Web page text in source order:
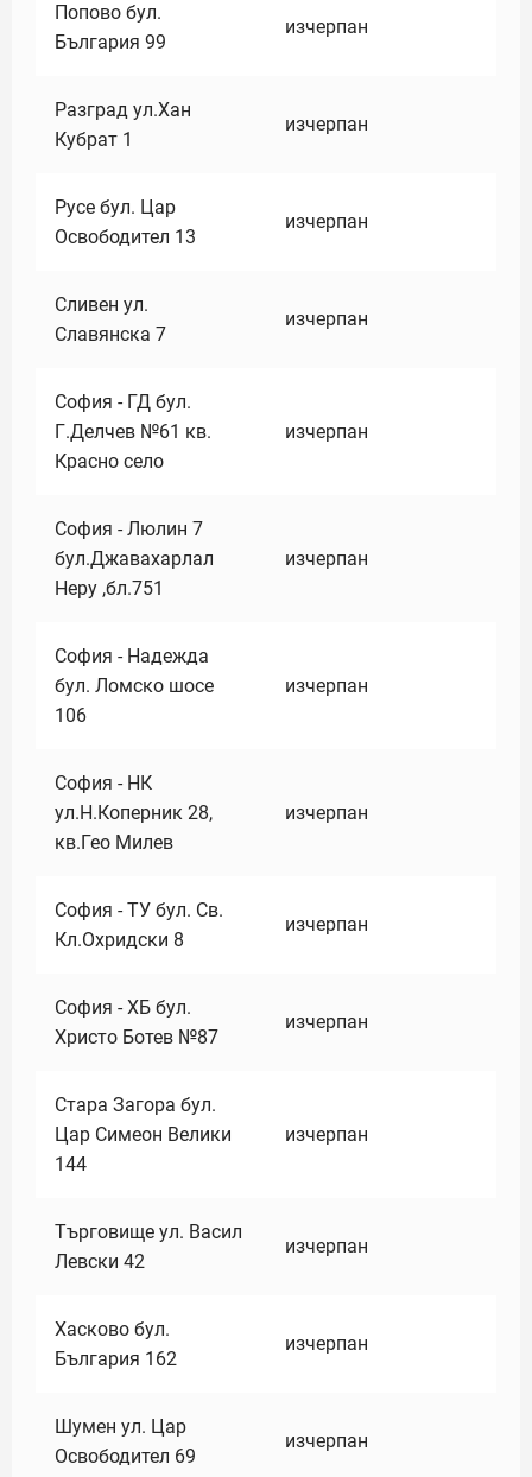
Попово бул.
България 99
изчерпан
Разград ул.Хан
Кубрат 1
изчерпан
Русе бул. Цар
Освободител 13
изчерпан
Сливен ул.
Славянска 7
изчерпан
София - ГД бул.
Г.Делчев №61 кв.
Красно село
изчерпан
София - Люлин 7
бул.Джавахарлал
Неру ,бл.751
изчерпан
София - Надежда
бул. Ломско шосе
106
изчерпан
София - НК
ул.Н.Коперник 28,
кв.Гео Милев
изчерпан
София - ТУ бул. Св.
Кл.Охридски 8
изчерпан
София - ХБ бул.
Христо Ботев №87
изчерпан
Стара Загора бул.
Цар Симеон Велики
144
изчерпан
Търговище ул. Васил
Левски 42
изчерпан
Хасково бул.
България 162
изчерпан
Шумен ул. Цар
Освободител 69
изчерпан